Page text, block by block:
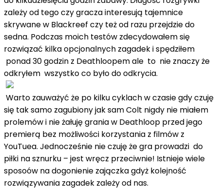
zależy od tego czy gracza interesują tajemnice
skrywane w Blackreef czy też od razu przejdzie do
sedna. Podczas moich testów zdecydowałem się
rozwiązać kilka opcjonalnych zagadek i spędziłem
ponad 30 godzin z Deathloopem ale to nie znaczy że
odkryłem wszystko co było do odkrycia.
Warto zauważyć że po kilku cyklach w czasie gdy czuję
się tak samo zagubiony jak sam Colt nigdy nie miałem
prolemów i nie żałuję grania w Deathloop przed jego
premierą bez możliwości korzystania z filmów z
YouTuea. Jednocześnie nie czuję że gra prowadzi do
piłki na sznurku – jest wręcz przeciwnie! Istnieje wiele
sposoów na dogonienie zajączka gdyż kolejność
rozwiązywania zagadek zależy od nas.